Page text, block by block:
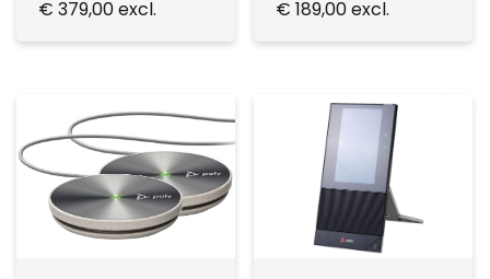
€ 379,00excl.
€ 189,00excl.